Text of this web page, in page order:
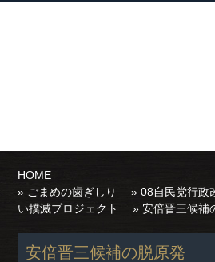
HOME
» ごまめの歯ぎしり »08自民党行政
い撲滅プロジェクト
» 安倍晋三候補
安倍晋三候補の脱原発